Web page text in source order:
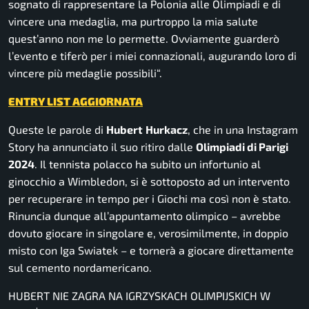
sognato di rappresentare la Polonia alle Olimpiadi e di
vincere una medaglia, ma purtroppo la mia salute
quest’anno non me lo permette. Ovviamente guarderò
l’evento e tiferò per i miei connazionali, augurando loro di
vincere più medaglie possibili“.
ENTRY LIST AGGIORNATA
Queste le parole di Hubert Hurkacz, che in una Instagram
Story ha annunciato il suo ritiro dalle Olimpiadi di Parigi
2024. Il tennista polacco ha subito un infortunio al
ginocchio a Wimbledon, si è sottoposto ad un intervento
per recuperare in tempo per i Giochi ma così non è stato.
Rinuncia dunque all’appuntamento olimpico – avrebbe
dovuto giocare in singolare e, verosimilmente, in doppio
misto con Iga Swiatek – e tornerà a giocare direttamente
sul cemento nordamericano.
HUBERT NIE ZAGRA NA IGRZYSKACH OLIMPIJSKICH W